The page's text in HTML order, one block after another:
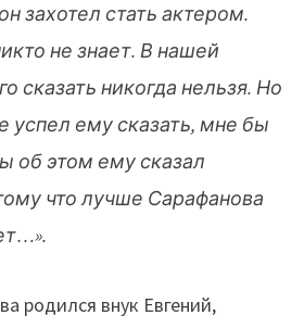
захотел стать актером.
не знает. В нашей
сказать никогда нельзя. Но
успел ему сказать, мне бы
об этом ему сказал
что лучше Сарафанова
родился внук Евгений,